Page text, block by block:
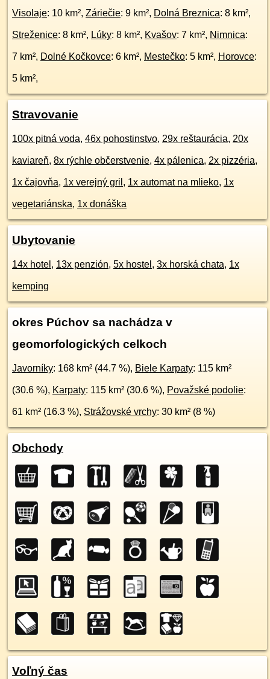
Visolaje: 10 km², Záriečie: 9 km², Dolná Breznica: 8 km²,
Streženice: 8 km², Lúky: 8 km², Kvašov: 7 km², Nimnica:
7 km², Dolné Kočkovce: 6 km², Mestečko: 5 km², Horovce:
5 km²,
Stravovanie
100x pitná voda, 46x pohostinstvo, 29x reštaurácia, 20x
kaviareň, 8x rýchle občerstvenie, 4x pálenica, 2x pizzéria,
1x čajovňa, 1x verejný gril , 1x automat na mlieko, 1x
vegetariánska, 1x donáška
Ubytovanie
14x hotel , 13x penzión, 5x hostel , 3x horská chata, 1x
kemping
okres Púchov sa nachádza v
geomorfologických celkoch
Javorníky: 168 km² (44.7 %), Biele Karpaty: 115 km²
(30.6 %), Karpaty: 115 km² (30.6 %), Považské podolie:
61 km² (16.3 %), Strážovské vrchy: 30 km² (8 %)
Obchody
Voľný čas